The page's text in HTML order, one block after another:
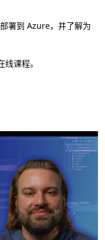
署到 Azure，并了解为
线课程。